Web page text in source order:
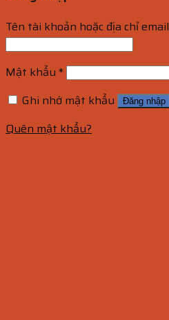
Tên tài khoản hoặc địa chỉ email
Mật khẩu *
Ghi nhớ mật khẩu
Đăng nhập
Quên mật khẩu?